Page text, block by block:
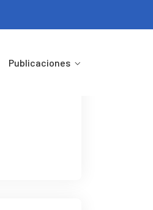
Publicaciones